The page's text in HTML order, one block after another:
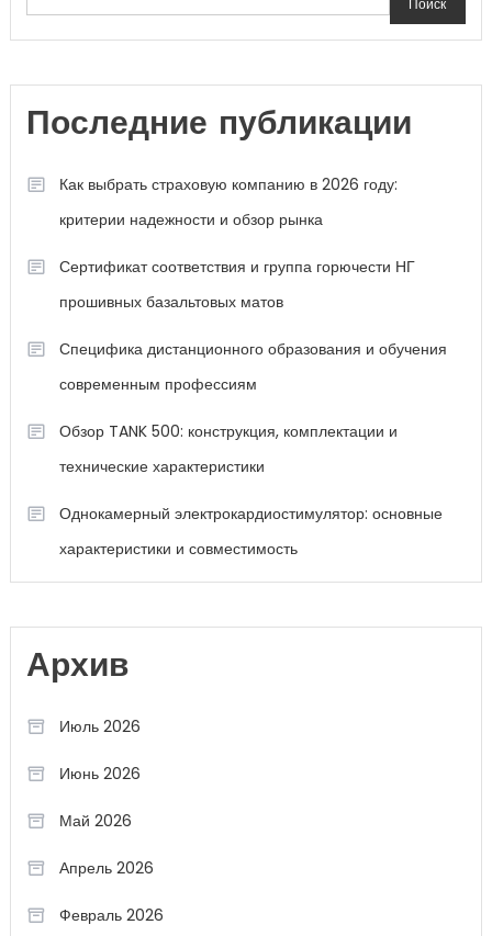
Поиск
Последние публикации
Как выбрать страховую компанию в 2026 году:
критерии надежности и обзор рынка
Сертификат соответствия и группа горючести НГ
прошивных базальтовых матов
Специфика дистанционного образования и обучения
современным профессиям
Обзор TANK 500: конструкция, комплектации и
технические характеристики
Однокамерный электрокардиостимулятор: основные
характеристики и совместимость
Архив
Июль 2026
Июнь 2026
Май 2026
Апрель 2026
Февраль 2026